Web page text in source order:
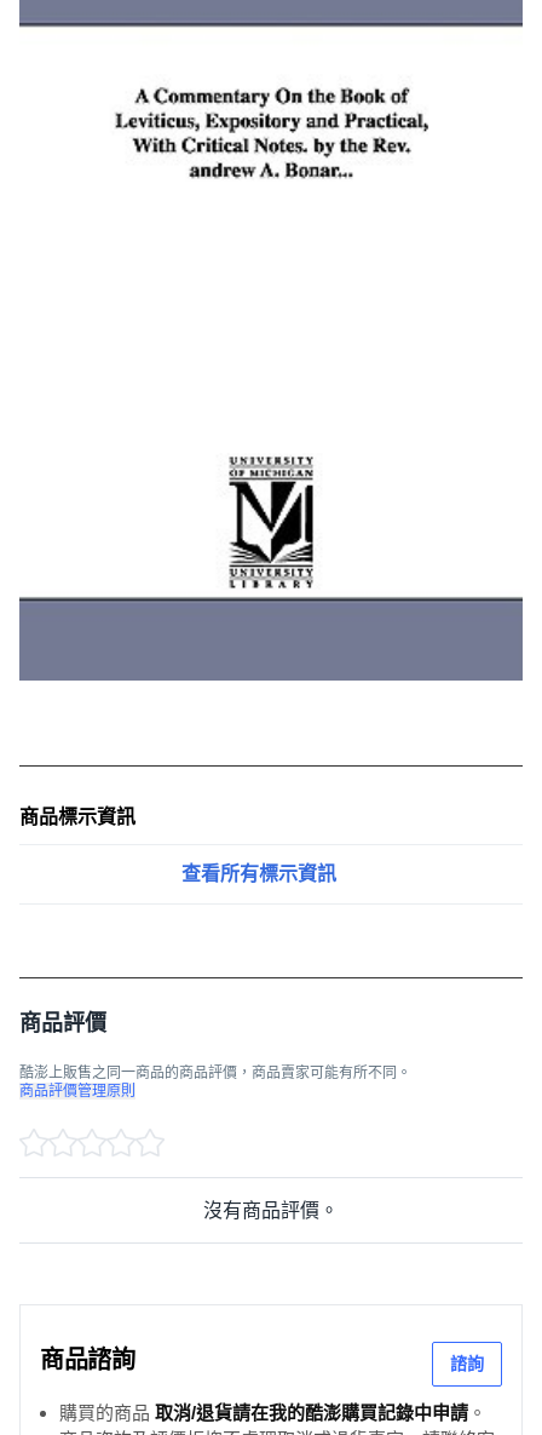
商品標示資訊
查看所有標示資訊
商品評價
酷澎上販售之同一商品的商品評價，商品賣家可能有所不同。
商品評價管理原則
沒有商品評價。
商品諮詢 諮詢
購買的商品 取消/退貨請在我的酷澎購買記錄中申請 。